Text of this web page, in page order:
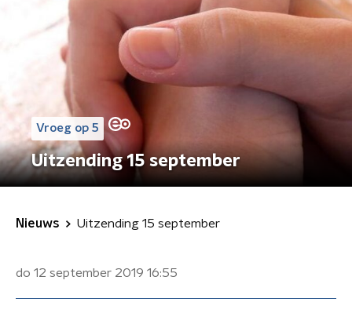
Vroeg op 5
Uitzending 15 september
Nieuws Uitzending 15 september
do 12 september 2019 16:55